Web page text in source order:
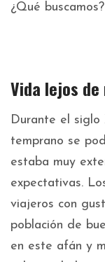
¿Qué
Vida lejos
Durante el
temprano se
estaba muy
expectativas.
viajeros con
población de
en este afán y